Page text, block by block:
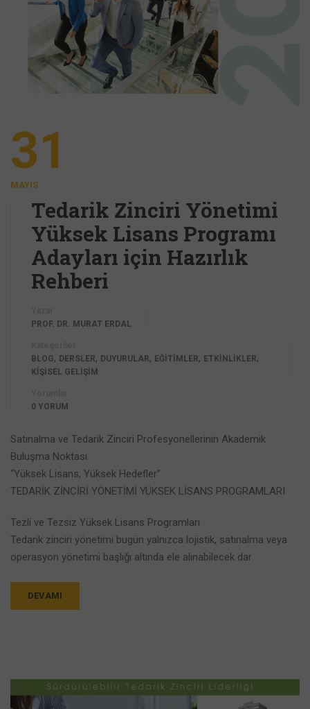
31
MAYIS
Tedarik Zinciri Yönetimi
Yüksek Lisans Programı
Adayları için Hazırlık
Rehberi
PROF. DR. MURAT ERDAL
BLOG, DERSLER, DUYURULAR, EĞİTİMLER, ETKİNLİKLER,
KİŞİSEL GELİŞİM
0 YORUM
Satınalma ve Tedarik Zinciri Profesyonellerinin Akademik
Buluşma Noktası
“Yüksek Lisans, Yüksek Hedefler”
TEDARİK ZİNCİRİ YÖNETİMİ YÜKSEK LİSANS PROGRAMLARI
Tezli ve Tezsiz Yüksek Lisans Programları
Tedarik zinciri yönetimi bugün yalnızca lojistik, satınalma veya
operasyon yönetimi başlığı altında ele alınabilecek dar
DEVAMI